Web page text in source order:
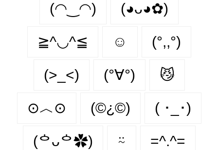
(◠‿◠) (◕ᴗ◕✿)
≧^◡^≦ ☺️ (°,,°)
(>_<) (°∀°) 😼
⊙︿⊙ (©¿©) ( ･_･)
(ᅌᴗᅌ✿) ⍨ =^.^=